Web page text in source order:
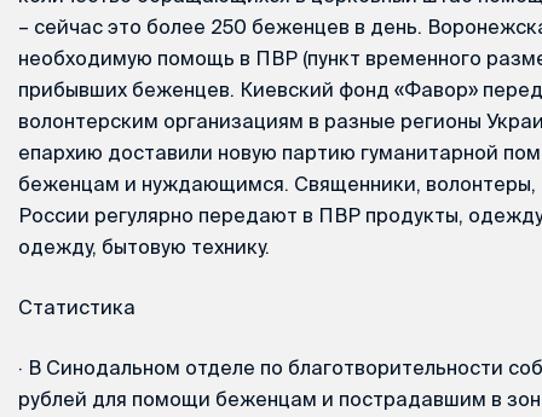
– сейчас это более 250 беженцев в день.
необходимую помощь в ПВР (пункт временного
прибывших беженцев. Киевский фонд «Фавор»
волонтерским организациям в разные регионы
епархию доставили новую партию гуманитарной
беженцам и нуждающимся. Священники, волонтеры,
России регулярно передают в ПВР продукты,
одежду, бытовую технику.
Статистика
· В Cинодальном отделе по благотворительности
рублей для помощи беженцам и пострадавшим в